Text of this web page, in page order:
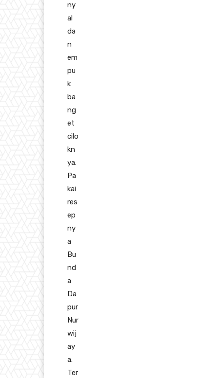
ny
al
da
n
em
pu
k
ba
ng
et
cilo
kn
ya.
Pa
kai
res
ep
ny
a
Bu
nd
a
Da
pur
Nur
wij
ay
a.
Ter